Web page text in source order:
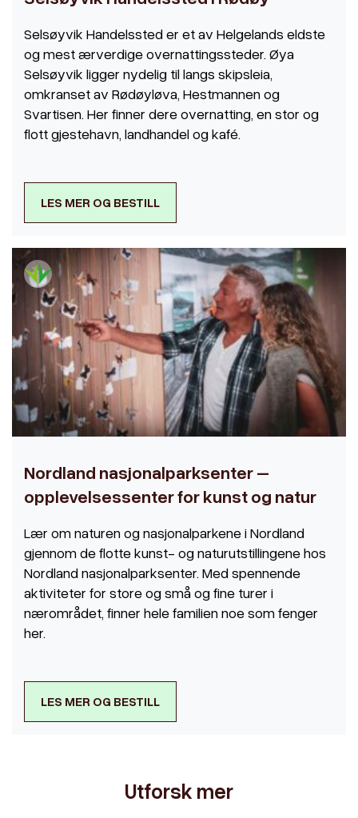
Selsøyvik Handelssted er et av Helgelands eldste
og mest ærverdige overnattingssteder. Øya
Selsøyvik ligger nydelig til langs skipsleia,
omkranset av Rødøyløva, Hestmannen og
Svartisen. Her finner dere overnatting, en stor og
flott gjestehavn, landhandel og kafé.
LES MER OG BESTILL
Nordland nasjonalparksenter –
opplevelsessenter for kunst og natur
Lær om naturen og nasjonalparkene i Nordland
gjennom de flotte kunst- og naturutstillingene hos
Nordland nasjonalparksenter. Med spennende
aktiviteter for store og små og fine turer i
nærområdet, finner hele familien noe som fenger
her.
LES MER OG BESTILL
Utforsk mer